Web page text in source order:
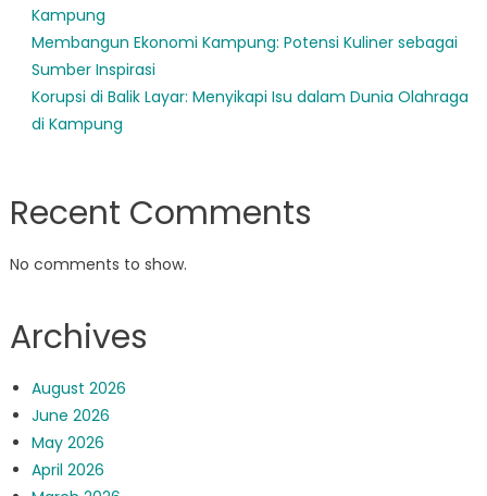
Kampung
Membangun Ekonomi Kampung: Potensi Kuliner sebagai
Sumber Inspirasi
Korupsi di Balik Layar: Menyikapi Isu dalam Dunia Olahraga
di Kampung
Recent Comments
No comments to show.
Archives
August 2026
June 2026
May 2026
April 2026